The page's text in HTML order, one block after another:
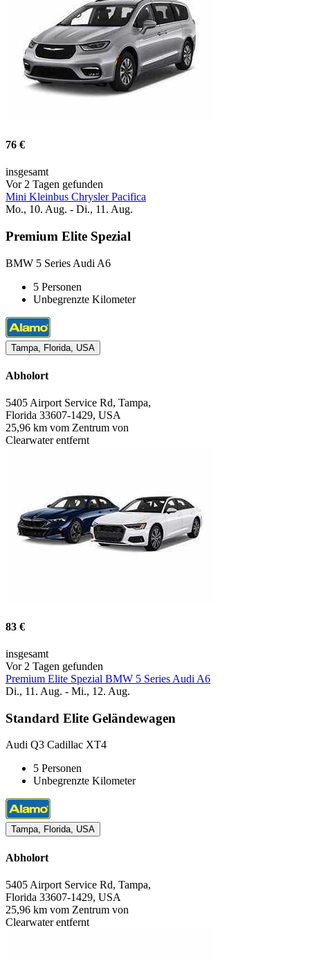
76 €
insgesamt
Vor 2 Tagen gefunden
Mini Kleinbus Chrysler Pacifica
Mo., 10. Aug. - Di., 11. Aug.
Premium Elite Spezial
BMW 5 Series Audi A6
5 Personen
Unbegrenzte Kilometer
Tampa, Florida, USA
Abholort
5405 Airport Service Rd, Tampa,
Florida 33607-1429, USA
25,96 km vom Zentrum von
Clearwater entfernt
83 €
insgesamt
Vor 2 Tagen gefunden
Premium Elite Spezial BMW 5 Series Audi A6
Di., 11. Aug. - Mi., 12. Aug.
Standard Elite Geländewagen
Audi Q3 Cadillac XT4
5 Personen
Unbegrenzte Kilometer
Tampa, Florida, USA
Abholort
5405 Airport Service Rd, Tampa,
Florida 33607-1429, USA
25,96 km vom Zentrum von
Clearwater entfernt